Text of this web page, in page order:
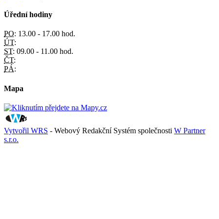
Úřední hodiny
PO: 13.00 - 17.00 hod.
ÚT:
ST: 09.00 - 11.00 hod.
ČT:
PÁ:
Mapa
Vytvořil WRS - Webový Redakční Systém společnosti W Partner
s.r.o.